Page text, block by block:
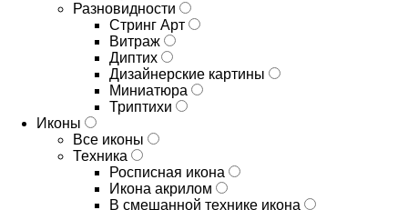
Разновидности
Стринг Арт
Витраж
Диптих
Дизайнерские картины
Миниатюра
Триптихи
Иконы
Все иконы
Техника
Росписная икона
Икона акрилом
В смешанной технике икона